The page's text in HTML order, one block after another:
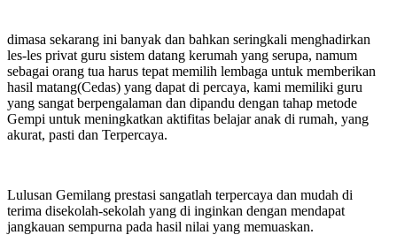
dimasa sekarang ini banyak dan bahkan seringkali menghadirkan
les-les privat guru sistem datang kerumah yang serupa, namum
sebagai orang tua harus tepat memilih lembaga untuk memberikan
hasil matang(Cedas) yang dapat di percaya, kami memiliki guru
yang sangat berpengalaman dan dipandu dengan tahap metode
Gempi untuk meningkatkan aktifitas belajar anak di rumah, yang
akurat, pasti dan Terpercaya.
Lulusan Gemilang prestasi sangatlah terpercaya dan mudah di
terima disekolah-sekolah yang di inginkan dengan mendapat
jangkauan sempurna pada hasil nilai yang memuaskan.